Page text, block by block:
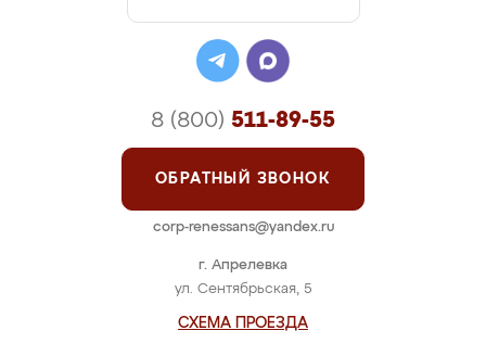
г. Апрелевка
ул. Сентябрьская, 5
СХЕМА ПРОЕЗДА
8 (800) 511-89-55
ОБРАТНЫЙ ЗВОНОК
corp-renessans@yandex.ru